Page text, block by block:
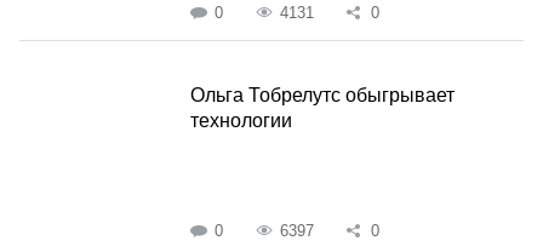
0 4131 0
Ольга Тобрелутс обыгрывает
технологии
0 6397 0